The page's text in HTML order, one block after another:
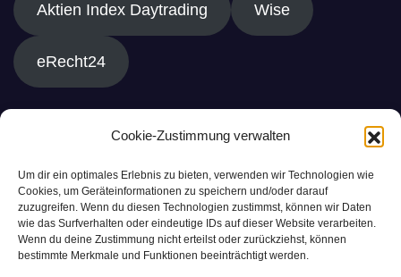
Cookie-Zustimmung verwalten
Um dir ein optimales Erlebnis zu bieten, verwenden wir Technologien wie
Cookies, um Geräteinformationen zu speichern und/oder darauf
zuzugreifen. Wenn du diesen Technologien zustimmst, können wir Daten
wie das Surfverhalten oder eindeutige IDs auf dieser Website verarbeiten.
Wenn du deine Zustimmung nicht erteilst oder zurückziehst, können
bestimmte Merkmale und Funktionen beeinträchtigt werden.
Aktien Index Daytrading Wise
eRecht24